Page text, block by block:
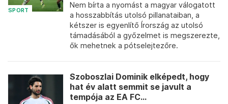
SPORT
Nem bírta a nyomást a magyar válogatott
a hosszabbítás utolsó pillanataiban, a
kétszer is egyenlítő Írország az utolsó
támadásából a győzelmet is megszerezte,
ők mehetnek a pótselejtezőre.
Szoboszlai Dominik elképedt, hogy
hat év alatt semmit se javult a
tempója az EA FC...